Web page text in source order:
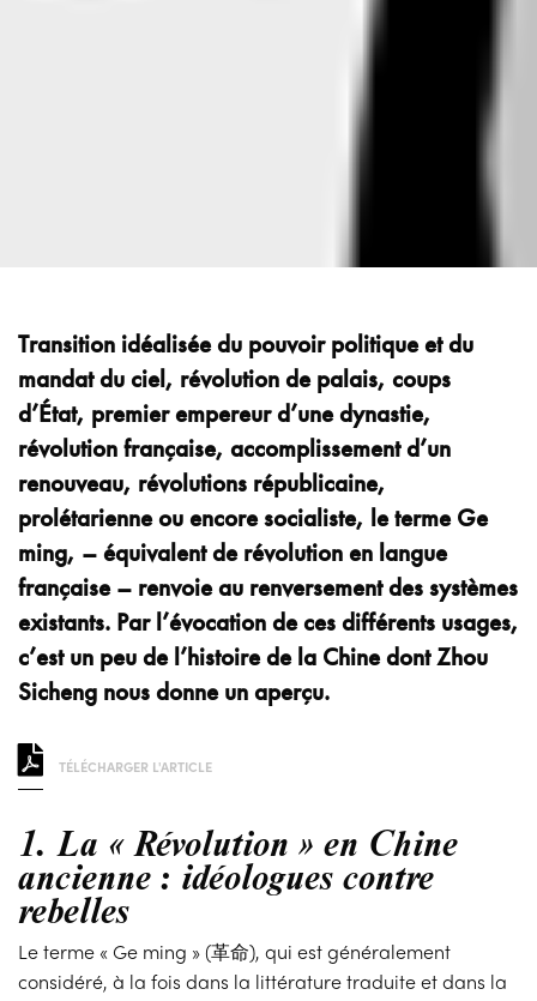
Transition idéalisée du pouvoir politique et du
mandat du ciel, révolution de palais, coups
d’État, premier empereur d’une dynastie,
révolution française, accomplissement d’un
renouveau, révolutions républicaine,
prolétarienne ou encore socialiste, le terme Ge
ming, – équivalent de révolution en langue
française – renvoie au renversement des systèmes
existants. Par l’évocation de ces différents usages,
c’est un peu de l’histoire de la Chine dont Zhou
Sicheng nous donne un aperçu.
TÉLÉCHARGER L'ARTICLE
1. La « Révolution » en Chine
ancienne : idéologues contre
rebelles
Le terme « Ge ming » (革命), qui est généralement
considéré, à la fois dans la littérature traduite et dans la